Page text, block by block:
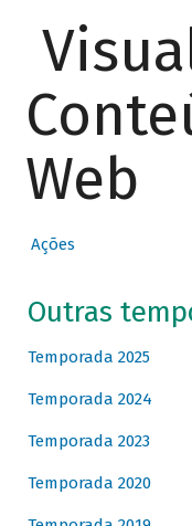
Web
Ações
Outras
Temporada 2025
Temporada 2024
Temporada 2023
Temporada 2020